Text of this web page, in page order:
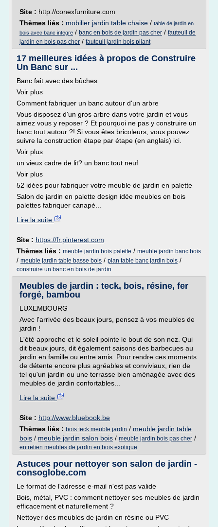
Site : http://conexfurniture.com
Thèmes liés : mobilier jardin table chaise / table de jardin en
bois avec banc integre / banc en bois de jardin pas cher / fauteuil de
jardin en bois pas cher / fauteuil jardin bois pliant
17 meilleures idées à propos de Construire
Un Banc sur ...
Banc fait avec des bûches
Voir plus
Comment fabriquer un banc autour d'un arbre
Vous disposez d'un gros arbre dans votre jardin et vous
aimez vous y reposer ? Et pourquoi ne pas y construire un
banc tout autour ?! Si vous êtes bricoleurs, vous pouvez
suivre la construction étape par étape (en anglais) ici.
Voir plus
un vieux cadre de lit? un banc tout neuf
Voir plus
52 idées pour fabriquer votre meuble de jardin en palette
Salon de jardin en palette design idée meubles en bois
palettes fabriquer canapé...
Lire la suite
Site : https://fr.pinterest.com
Thèmes liés : meuble jardin bois palette / meuble jardin banc bois
/ meuble jardin table basse bois / plan table banc jardin bois /
construire un banc en bois de jardin
Meubles de jardin : teck, bois, résine, fer
forgé, bambou
LUXEMBOURG
Avec l'arrivée des beaux jours, pensez à vos meubles de
jardin !
L'été approche et le soleil pointe le bout de son nez. Qui
dit beaux jours, dit également saisons des barbecues au
jardin en famille ou entre amis. Pour rendre ces moments
de détente encore plus agréables et conviviaux, rien de
tel qu'un jardin ou une terrasse bien aménagée avec des
meubles de jardin confortables...
Lire la suite
Site : http://www.bluebook.be
Thèmes liés : bois teck meuble jardin / meuble jardin table
bois / meuble jardin salon bois / meuble jardin bois pas cher /
entretien meubles de jardin en bois exotique
Astuces pour nettoyer son salon de jardin -
consoglobe.com
Le format de l'adresse e-mail n'est pas valide
Bois, métal, PVC : comment nettoyer ses meubles de jardin
efficacement et naturellement ?
Nettoyer des meubles de jardin en résine ou PVC